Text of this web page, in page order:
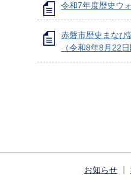
令和7年度歴史ウ
赤磐市歴史まなび
（令和8年8月22日
お知らせ